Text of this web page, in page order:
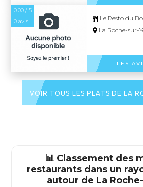
0.00 / 5
0 avis
Le Resto du
La Roche-sur-
LES
VOIR TOUS LES PLATS DE LA
📊 Classement des
restaurants dans un
autour de La